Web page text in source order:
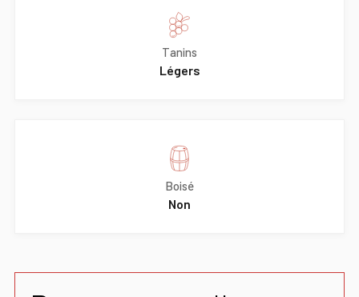
Tanins
Légers
Boisé
Non